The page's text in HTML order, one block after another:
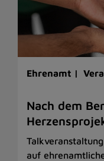
Ehrenamt |
Nach dem
auf